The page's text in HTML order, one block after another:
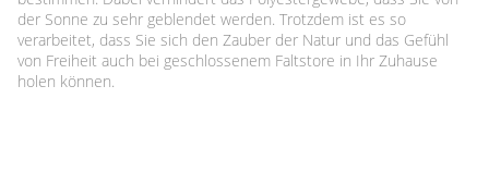
der Sonne zu sehr geblendet werden. Trotzdem ist es so
verarbeitet, dass Sie sich den Zauber der Natur und das Gefühl
von Freiheit auch bei geschlossenem Faltstore in Ihr Zuhause
holen können.